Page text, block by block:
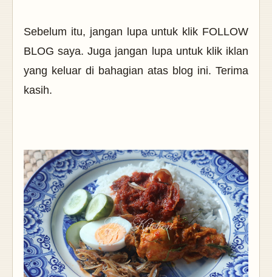
Sebelum itu, jangan lupa untuk klik FOLLOW
BLOG saya. Juga jangan lupa untuk klik iklan
yang keluar di bahagian atas blog ini. Terima
kasih.